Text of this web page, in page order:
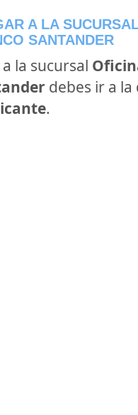
A LA
SANTANDER
la sucursal
debes ir a
.